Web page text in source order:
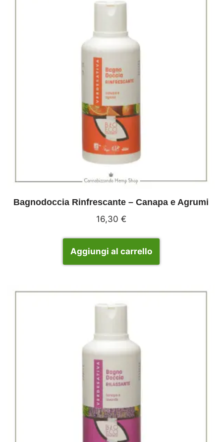
Bagnodoccia Rinfrescante – Canapa e Agrumi
16,30 €
Aggiungi al carrello